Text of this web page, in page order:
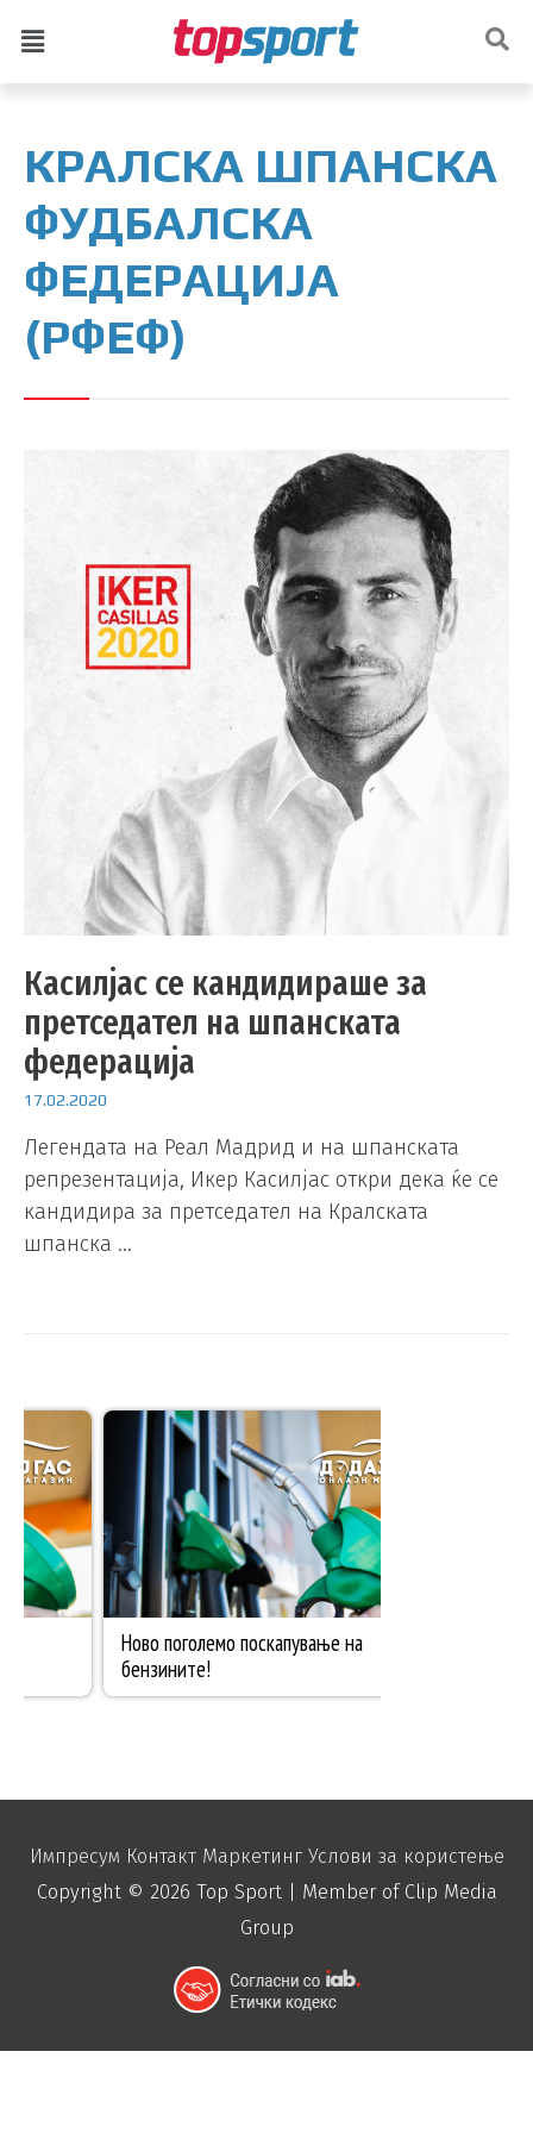
КРАЛСКА ШПАНСКА
ФУДБАЛСКА
ФЕДЕРАЦИЈА
(РФЕФ)
Касилјас се кандидираше за
претседател на шпанската
федерација
17.02.2020
Легендата на Реал Мадрид и на шпанската
репрезентација, Икер Касилјас откри дека ќе се
кандидира за претседател на Кралската
шпанска …
Импресум Контакт Маркетинг Услови за користење
Copyright © 2026 Top Sport| Member of Clip Media
Group